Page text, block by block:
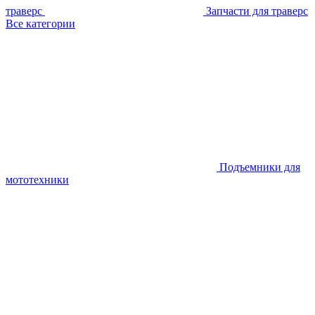
траверс
Запчасти для траверс
Все категории
Подъемники для
мототехники